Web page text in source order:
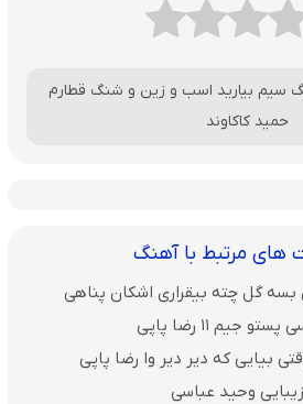
سیم بیارید اسب و زین و شنگ قطارم
حمید کاکاوند
مرتبط با آهنگ
گل چته بیقراری اشکان پناهی
۱۱ رضا پاپی
بیایی که دیر دیر وا رضا پاپی
وحید عباسی